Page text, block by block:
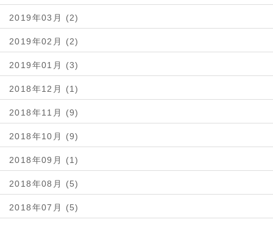
2019年03月 (2)
2019年02月 (2)
2019年01月 (3)
2018年12月 (1)
2018年11月 (9)
2018年10月 (9)
2018年09月 (1)
2018年08月 (5)
2018年07月 (5)